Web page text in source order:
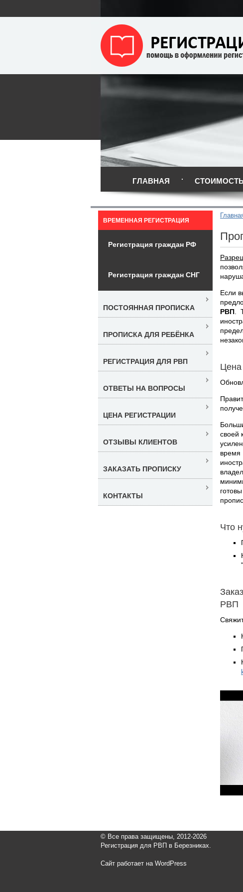
ГЛАВНАЯ
Если
РВП .
Цена
своей
Что
РВП
ВРЕМЕННАЯ РЕГИСТРАЦИЯ
Регистрация граждан РФ
Регистрация граждан СНГ
ПОСТОЯННАЯ ПРОПИСКА
ПРОПИСКА ДЛЯ РЕБЁНКА
РЕГИСТРАЦИЯ ДЛЯ РВП
ОТВЕТЫ НА ВОПРОСЫ
ЦЕНА РЕГИСТРАЦИИ
ОТЗЫВЫ КЛИЕНТОВ
ЗАКАЗАТЬ ПРОПИСКУ
КОНТАКТЫ
© Все права защищены, 2012-2026
Регистрация для РВП в Березниках.
Сайт работает на WordPress